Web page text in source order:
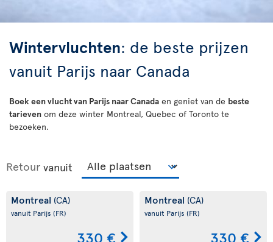
Wintervluchten: de beste prijzen
vanuit Parijs naar Canada
Boek een vlucht van Parijs naar Canada en geniet van de beste
tarieven om deze winter Montreal, Quebec of Toronto te
bezoeken.
Retour vanuit
Montreal (CA)
vanuit Parijs (FR)
330 €
Montreal (CA)
vanuit Parijs (FR)
330 €